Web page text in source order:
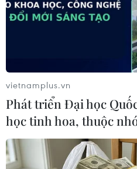
TIN LIÊN QUAN
vietnamplus.vn
Phát triển Đại học
học tinh hoa, thuộc